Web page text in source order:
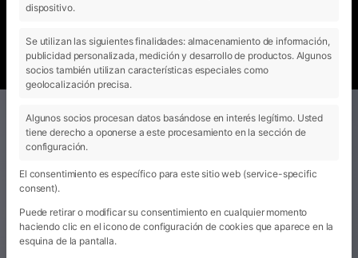
Contamos en definitiva con un equipo humano y profesional,
a los estudiantes también en el aspecto humano, su
bienestar emocional y físico.
dispositivo.
Se utilizan las siguientes finalidades: almacenamiento de información,
publicidad personalizada, medición y desarrollo de productos. Algunos
socios también utilizan características especiales como
geolocalización precisa.
Algunos socios procesan datos basándose en interés legítimo. Usted
tiene derecho a oponerse a este procesamiento en la sección de
configuración.
El consentimiento es específico para este sitio web (service-specific
consent).
Puede retirar o modificar su consentimiento en cualquier momento
haciendo clic en el icono de configuración de cookies que aparece en la
esquina de la pantalla.